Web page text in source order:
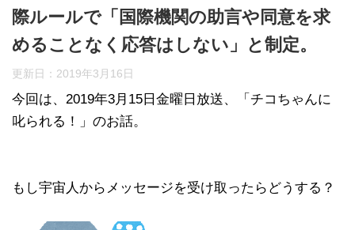
際ルールで「国際機関の助言や同意を求
めることなく応答はしない」と制定。
更新日： 2019年3月16日
今回は、2019年3月15日金曜日放送、「チコちゃんに
叱られる！」のお話。
もし宇宙人からメッセージを受け取ったらどうする？